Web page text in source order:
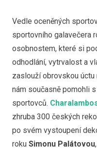
Vedle oceněných
sportovního galavečera
osobnostem, které si
odhodlání, vytrvalost a
zaslouží obrovskou úctu
nám současně pomohli
sportovců.
zhruba 300 českých
po svém vystoupení
roku Simonu Palátovou